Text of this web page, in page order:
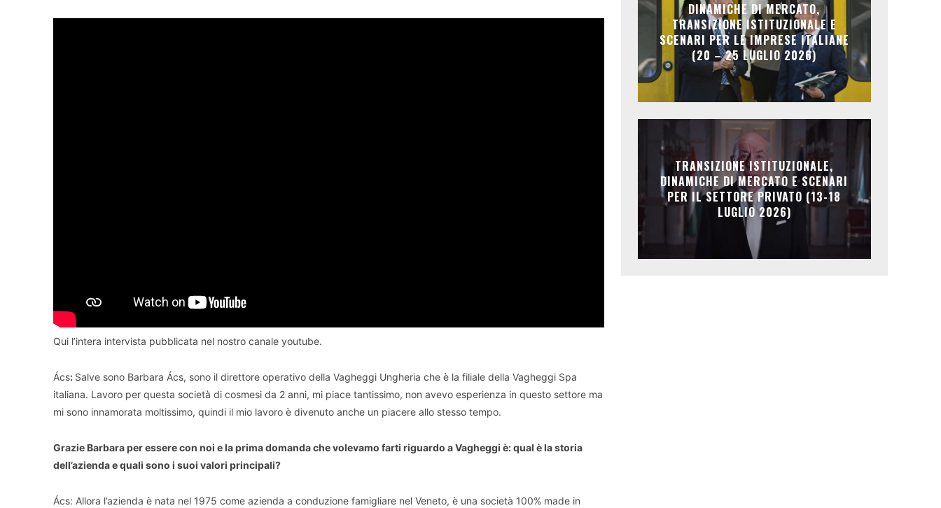
Qui l’intera intervista pubblicata nel nostro canale youtube.
Ács: Salve sono Barbara Ács, sono il direttore operativo della Vagheggi Ungheria che è la filiale della Vagheggi Spa
italiana. Lavoro per questa società di cosmesi da 2 anni, mi piace tantissimo, non avevo esperienza in questo settore ma
mi sono innamorata moltissimo, quindi il mio lavoro è divenuto anche un piacere allo stesso tempo.
Grazie Barbara per essere con noi e la prima domanda che volevamo farti riguardo a Vagheggi è: qual è la storia
dell’azienda e quali sono i suoi valori principali?
Ács: Allora l’azienda è nata nel 1975 come azienda a conduzione famigliare nel Veneto, è una società 100% made in
DINAMICHE DI MERCATO,
TRANSIZIONE ISTITUZIONALE E
SCENARI PER LE IMPRESE ITALIANE
(20 – 25 LUGLIO 2026)
TRANSIZIONE ISTITUZIONALE,
DINAMICHE DI MERCATO E SCENARI
PER IL SETTORE PRIVATO (13-18
LUGLIO 2026)